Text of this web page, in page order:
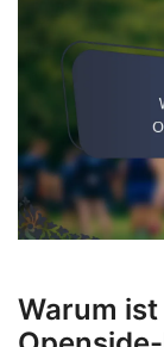
Warum